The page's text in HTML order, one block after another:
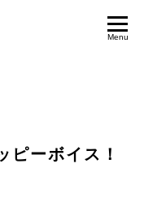
Menu
ピーボイス！